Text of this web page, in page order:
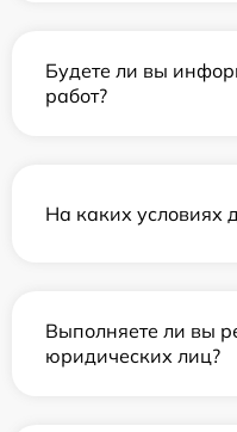
Будете ли вы
работ?
На каких условиях
Выполняете ли вы
юридических лиц?